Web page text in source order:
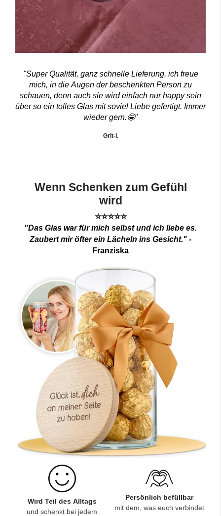
"Super Qualität, ganz schnelle Lieferung, ich freue
mich, in die Augen der beschenkten Person zu
schauen, denn auch sie wird einfach nur happy sein
über so ein tolles Glas mit soviel Liebe gefertigt. Immer
wieder gern.🤩"
Grit-I.
Wenn Schenken zum Gefühl
wird
⭐⭐⭐⭐⭐
"Das Glas war für mich selbst und ich liebe es.
Zaubert mir öfter ein Lächeln ins Gesicht." -
Franziska
Wird Teil des Alltags
und schenkt bei jedem
Persönlich befüllbar
mit dem, was euch verbindet